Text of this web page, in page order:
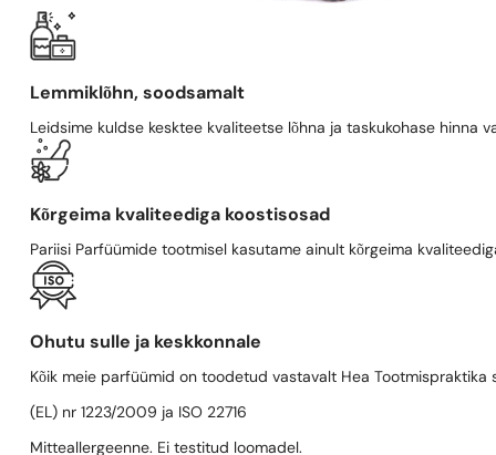
Lemmiklõhn, soodsamalt
Leidsime kuldse kesktee kvaliteetse lõhna ja taskukohase hinna
Kõrgeima kvaliteediga koostisosad
Pariisi Parfüümide tootmisel kasutame ainult kõrgeima
Ohutu sulle ja keskkonnale
Kõik meie parfüümid on toodetud vastavalt Hea Tootmispraktika
(EL) nr 1223/2009 ja ISO 22716
Mitteallergeenne. Ei testitud loomadel.